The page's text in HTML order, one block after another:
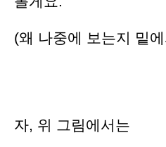
(왜 나중에 보는지 밑
자, 위 그림에서는